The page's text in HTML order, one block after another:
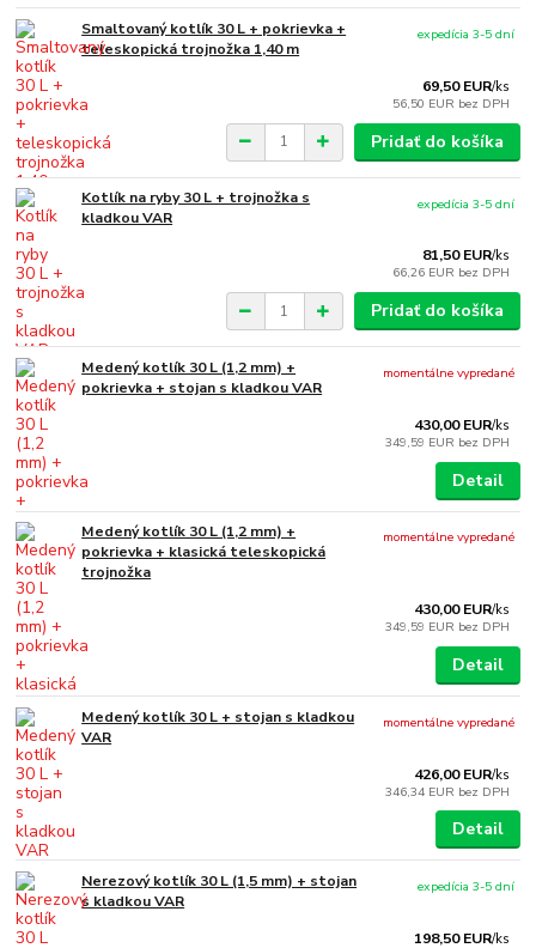
Smaltovaný kotlík 30 L + pokrievka +
teleskopická trojnožka 1,40 m
69,50 EUR/ks
56,50 EUR bez DPH
expedícia 3-5 dní
Pridať do košíka
Kotlík na ryby 30 L + trojnožka s
kladkou VAR
81,50 EUR/ks
66,26 EUR bez DPH
expedícia 3-5 dní
Pridať do košíka
Medený kotlík 30 L (1,2 mm) +
pokrievka + stojan s kladkou VAR
430,00 EUR/ks
349,59 EUR bez DPH
momentálne vypredané
Detail
Medený kotlík 30 L (1,2 mm) +
pokrievka + klasická teleskopická
trojnožka
430,00 EUR/ks
349,59 EUR bez DPH
momentálne vypredané
Detail
Medený kotlík 30 L + stojan s kladkou
VAR
426,00 EUR/ks
346,34 EUR bez DPH
momentálne vypredané
Detail
Nerezový kotlík 30 L (1,5 mm) + stojan
s kladkou VAR
198,50 EUR/ks
expedícia 3-5 dní